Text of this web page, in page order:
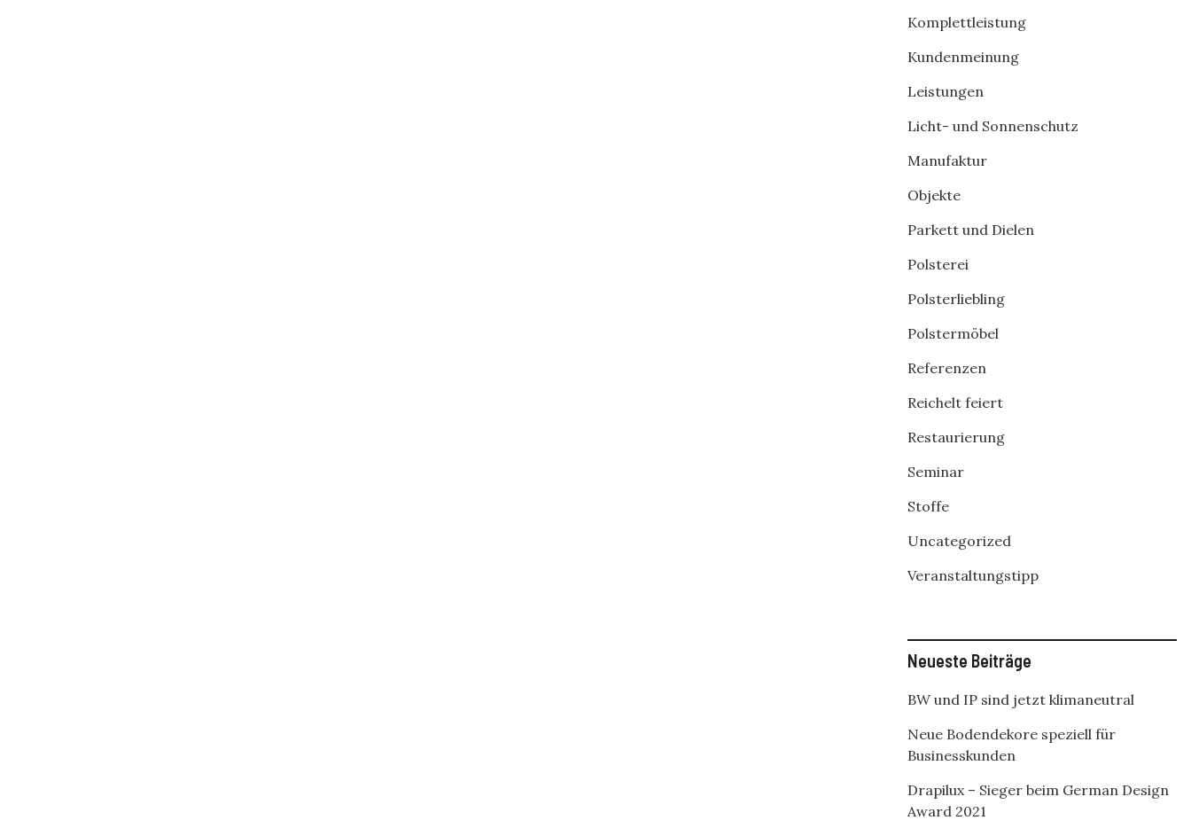
Komplettleistung
Kundenmeinung
Leistungen
Licht- und Sonnenschutz
Manufaktur
Objekte
Parkett und Dielen
Polsterei
Polsterliebling
Polstermöbel
Referenzen
Reichelt feiert
Restaurierung
Seminar
Stoffe
Uncategorized
Veranstaltungstipp
Neueste Beiträge
BW und IP sind jetzt klimaneutral
Neue Bodendekore speziell für
Businesskunden
Drapilux – Sieger beim German Design
Award 2021